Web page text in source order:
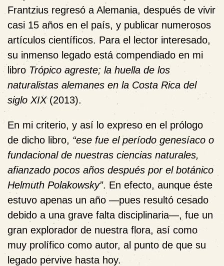
Frantzius regresó a Alemania, después de vivir
casi 15 años en el país, y publicar numerosos
artículos científicos. Para el lector interesado,
su inmenso legado está compendiado en mi
libro Trópico agreste; la huella de los
naturalistas alemanes en la Costa Rica del
siglo XIX (2013).
En mi criterio, y así lo expreso en el prólogo
de dicho libro, “ese fue el período genesíaco o
fundacional de nuestras ciencias naturales,
afianzado pocos años después por el botánico
Helmuth Polakowsky”. En efecto, aunque éste
estuvo apenas un año —pues resultó cesado
debido a una grave falta disciplinaria—, fue un
gran explorador de nuestra flora, así como
muy prolífico como autor, al punto de que su
legado pervive hasta hoy.